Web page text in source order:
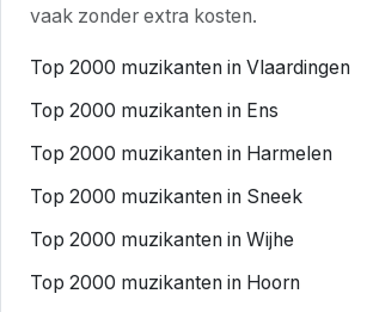
vaak zonder extra kosten.
Top 2000 muzikanten in Vlaardingen
Top 2000 muzikanten in Ens
Top 2000 muzikanten in Harmelen
Top 2000 muzikanten in Sneek
Top 2000 muzikanten in Wijhe
Top 2000 muzikanten in Hoorn